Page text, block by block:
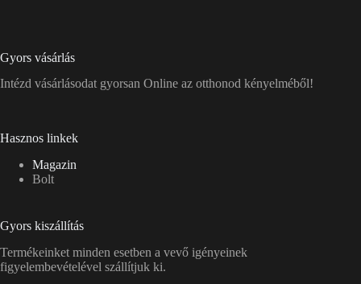
Gyors vásárlás
Intézd vásárlásodat gyorsan Online az otthonod kényelméből!
Hasznos linkek
Magazin
Bolt
Gyors kiszállítás
Termékeinket minden esetben a vevő igényeinek
figyelembevételével szállítjuk ki.